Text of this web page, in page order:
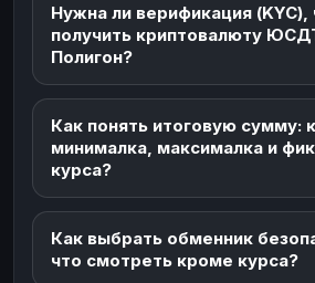
Нужна ли верификация
получить криптовалюту
Полигон?
Как понять итоговую сумму:
минималка, максималка и
курса?
Как выбрать обменник
что смотреть кроме курса?